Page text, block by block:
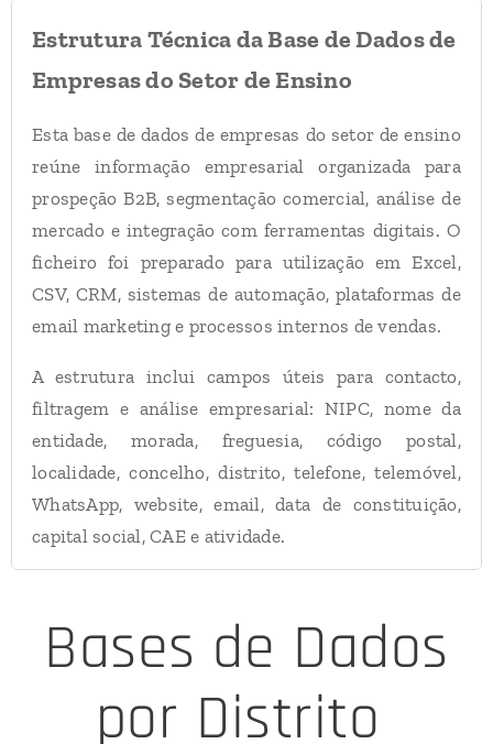
Estrutura Técnica da Base de Dados de
Empresas do Setor de Ensino
Esta base de dados de empresas do setor de ensino
reúne informação empresarial organizada para
prospeção B2B, segmentação comercial, análise de
mercado e integração com ferramentas digitais. O
ficheiro foi preparado para utilização em Excel,
CSV, CRM, sistemas de automação, plataformas de
email marketing e processos internos de vendas.
A estrutura inclui campos úteis para contacto,
filtragem e análise empresarial: NIPC, nome da
entidade, morada, freguesia, código postal,
localidade, concelho, distrito, telefone, telemóvel,
WhatsApp, website, email, data de constituição,
capital social, CAE e atividade.
6.873 entidades ligadas ao setor de ensino
1.333 telemóveis
Bases de Dados
por Distrito